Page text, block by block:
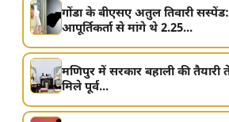
गोंडा के बीएसए अतुल तिवारी सस्पेंड:
आपूर्तिकर्ता से मांगे थे 2.25...
मणिपुर में सरकार बहाली की
मिले पूर्व...